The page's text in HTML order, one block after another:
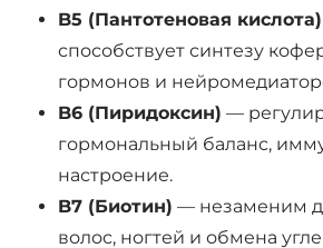
B5 (Пантотеновая кислота)
способствует синтезу
гормонов и
B6 (Пиридоксин) —
гормональный баланс,
настроение.
B7 (Биотин) — незаменим
волос, ногтей и обмена